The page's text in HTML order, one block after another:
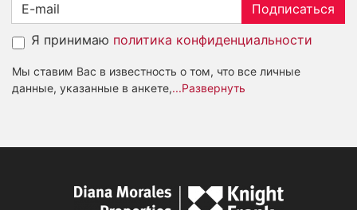
Подписаться
Я принимаю политика конфиденциальности
Мы ставим Вас в известность о том, что все личные
данные, указанные в анкете,...Развернуть